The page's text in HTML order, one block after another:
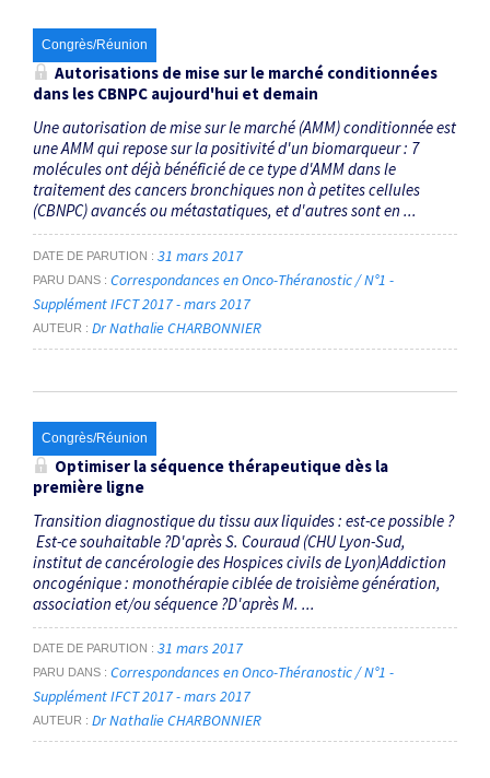
Congrès/Réunion
Autorisations de mise sur le marché conditionnées
dans les CBNPC aujourd'hui et demain
Une autorisation de mise sur le marché (AMM) conditionnée est
une AMM qui repose sur la positivité d'un biomarqueur : 7
molécules ont déjà bénéficié de ce type d'AMM dans le
traitement des cancers bronchiques non à petites cellules
(CBNPC) avancés ou métastatiques, et d'autres sont en ...
DATE DE PARUTION 31 mars 2017
PARU DANS
Correspondances en Onco-Théranostic / N°1 -
Supplément IFCT 2017 - mars 2017
AUTEUR Dr Nathalie CHARBONNIER
Congrès/Réunion
Optimiser la séquence thérapeutique dès la
première ligne
Transition diagnostique du tissu aux liquides : est-ce possible ?
Est-ce souhaitable ?D'après S. Couraud (CHU Lyon-Sud,
institut de cancérologie des Hospices civils de Lyon)Addiction
oncogénique : monothérapie ciblée de troisième génération,
association et/ou séquence ?D'après M. ...
DATE DE PARUTION 31 mars 2017
PARU DANS
Correspondances en Onco-Théranostic / N°1 -
Supplément IFCT 2017 - mars 2017
AUTEUR Dr Nathalie CHARBONNIER